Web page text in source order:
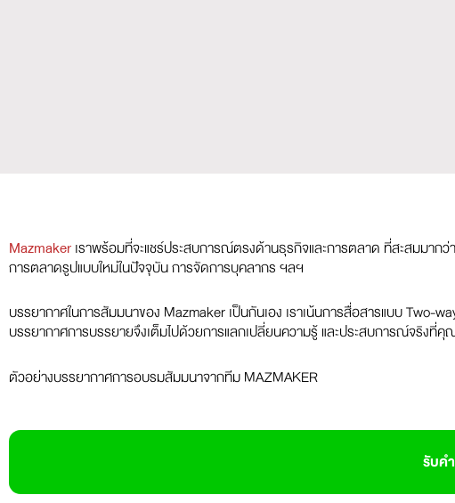
Mazmakerเราพร้อมที่จะแชร์ประสบการณ์ตรงด้านธุรกิจและการตลาด ที่สะสมมา
การตลาดรูปแบบใหม่ในปัจจุบัน การจัดการบุคลากร ฯลฯ
บรรยากาศในการสัมมนาของ Mazmaker เป็นกันเอง เราเน้นการสื่อสารแบบ
บรรยากาศการบรรยายจึงเต็มไปด้วยการแลกเปลี่ยนความรู้ และประสบการณ์จริงที่
ตัวอย่างบรรยากาศการอบรมสัมมนาจากทีม MAZMAKER
รับค